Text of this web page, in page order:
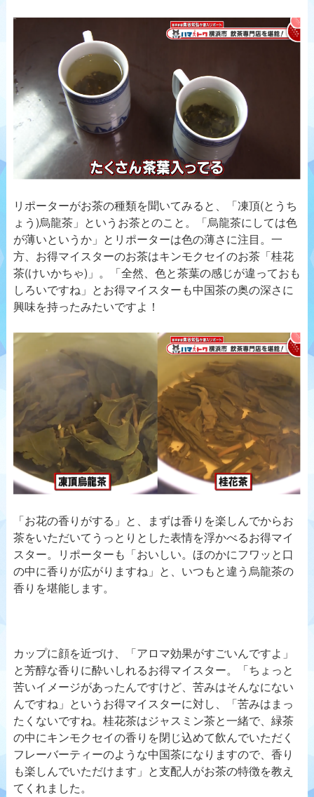
リポーターがお茶の種類を聞いてみると、「凍頂(とうち
ょう)烏龍茶」というお茶とのこと。「烏龍茶にしては色
が薄いというか」とリポーターは色の薄さに注目。一
方、お得マイスターのお茶はキンモクセイのお茶「桂花
茶(けいかちゃ)」。「全然、色と茶葉の感じが違っておも
しろいですね」とお得マイスターも中国茶の奥の深さに
興味を持ったみたいですよ！
「お花の香りがする」と、まずは香りを楽しんでからお
茶をいただいてうっとりとした表情を浮かべるお得マイ
スター。リポーターも「おいしい。ほのかにフワッと口
の中に香りが広がりますね」と、いつもと違う烏龍茶の
香りを堪能します。
カップに顔を近づけ、「アロマ効果がすごいんですよ」
と芳醇な香りに酔いしれるお得マイスター。「ちょっと
苦いイメージがあったんですけど、苦みはそんなにない
んですね」というお得マイスターに対し、「苦みはまっ
たくないですね。桂花茶はジャスミン茶と一緒で、緑茶
の中にキンモクセイの香りを閉じ込めて飲んでいただく
フレーバーティーのような中国茶になりますので、香り
も楽しんでいただけます」と支配人がお茶の特徴を教え
てくれました。